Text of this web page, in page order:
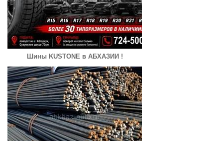
Шины KUSTONE в АБХАЗИИ !